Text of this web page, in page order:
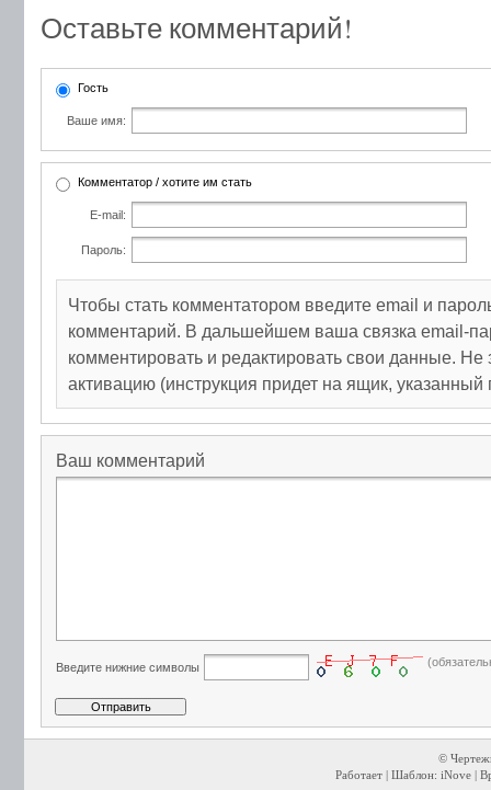
Оставьте комментарий!
Гость
Ваше имя:
Комментатор / хотите им стать
E-mail:
Пароль:
Чтобы стать комментатором введите email и
комментарий. В дальшейшем ваша связка email-
комментировать и редактировать свои данные. Не
активацию (инструкция придет на ящик, указанный
Ваш комментарий
Введите нижние символы
©
Работает | Шаблон: iNove |